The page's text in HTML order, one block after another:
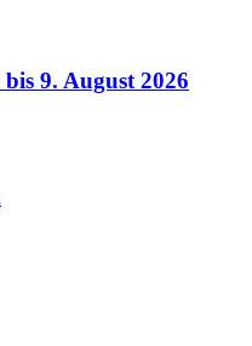
9. August 2026